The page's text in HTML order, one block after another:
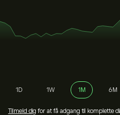
1D 1W 1M 6M
Tilmeld dig for at få adgang til komplette